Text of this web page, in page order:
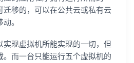
迁移的，可以在公共云或私有云
。
实现虚拟机所能实现的一切，但
。而一台只能运行五个虚拟机的